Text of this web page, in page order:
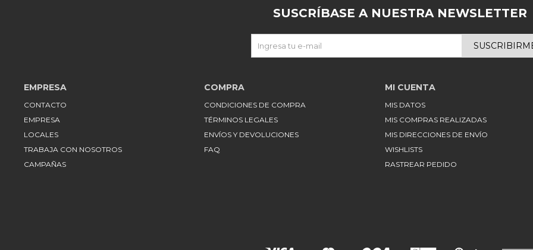
EMPRESA
CONTACTO
EMPRESA
LOCALES
TRABAJA CON NOSOTROS
CAMPAÑAS
COMPRA
CONDICIONES DE COMPRA
TÉRMINOS LEGALES
ENVÍOS Y DEVOLUCIONES
FAQ
MI CUENTA
MIS DATOS
MIS COMPRAS REALIZADAS
MIS DIRECCIONES DE ENVÍO
WISHLISTS
RASTREAR PEDIDO
SUSCRÍBASE A NUESTRA NEWSLETTER